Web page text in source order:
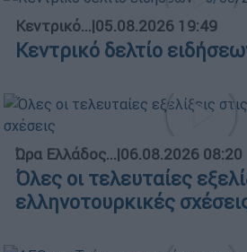
Κεντρικό...|05.08.2026 19:49
Κεντρικό δελτίο
Ώρα Ελλάδος...|06.08.2026 08:20
Όλες οι τελευταίες
ελληνοτουρκικές